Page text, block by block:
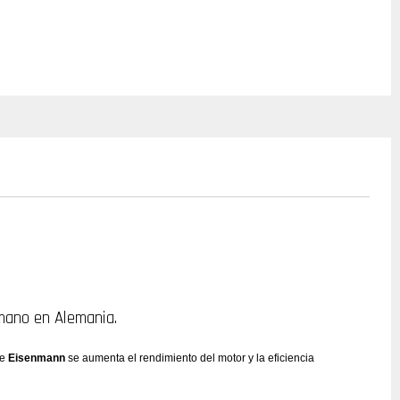
en Alemania.
Eisenmann se aumenta el rendimiento del motor y la eficiencia